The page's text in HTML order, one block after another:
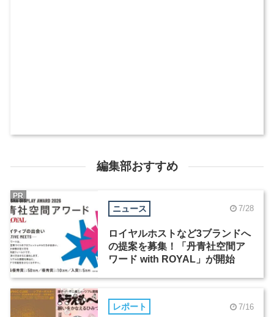
編集部おすすめ
ニュース 7/28
ロイヤルホストなど3ブランドへ
の提案を募集！「丹青社空間ア
ワード with ROYAL」が開始
PR
レポート 7/16